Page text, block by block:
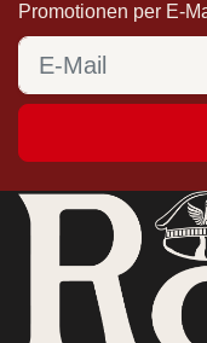
Promotionen per E-